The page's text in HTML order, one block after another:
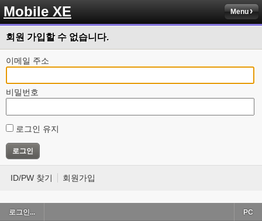
Mobile XE Menu
회원 가입할 수 없습니다.
이메일 주소
비밀번호
로그인 유지
ID/PW 찾기 회원가입
로그인... PC